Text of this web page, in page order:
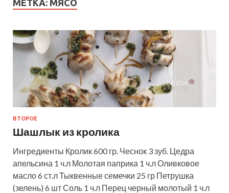
МЕТКА: МЯСО
ВТОРОЕ
Шашлык из кролика
Ингредиенты Кролик 600 гр. Чеснок 3 зуб. Цедра
апельсина 1 ч.л Молотая паприка 1 ч.л Оливковое
масло 6 ст.л Тыквенные семечки 25 гр Петрушка
(зелень) 6 шт Соль 1 ч.л Перец черный молотый 1 ч.л